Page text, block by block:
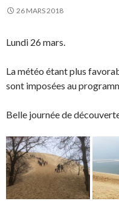
26 MARS 2018
Lundi 26 mars.
La météo étant plus
sont imposées au
Belle journée de